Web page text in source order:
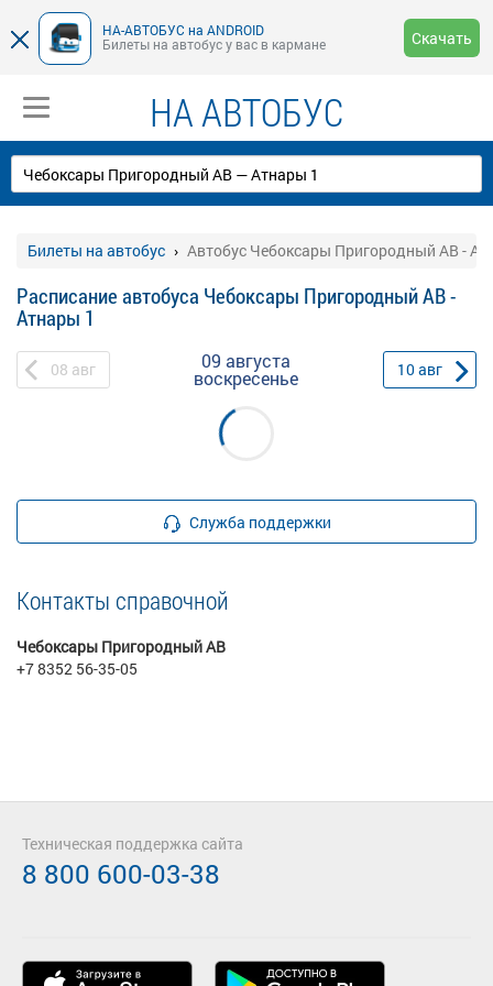
НА-АВТОБУС на ANDROID
Билеты на автобус у вас в кармане
Скачать
НА АВТОБУС
Билеты на автобус Автобус Чебоксары Пригородный АВ -
Расписание автобуса Чебоксары Пригородный АВ -
Атнары 1
08 авг 09 августа
воскресенье 10авг
Служба поддержки
Контакты справочной
Чебоксары Пригородный АВ
+7 8352 56-35-05
Техническая поддержка сайта
8 800 600-03-38